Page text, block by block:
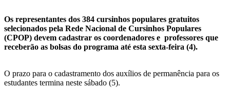
Os representantes dos 384 cursinhos populares gratuitos
selecionados pela Rede Nacional de Cursinhos Populares
(CPOP) devem cadastrar os coordenadores e professores que
receberão as bolsas do programa até esta sexta-feira (4).
O prazo para o cadastramento dos auxílios de permanência para os
estudantes termina neste sábado (5).